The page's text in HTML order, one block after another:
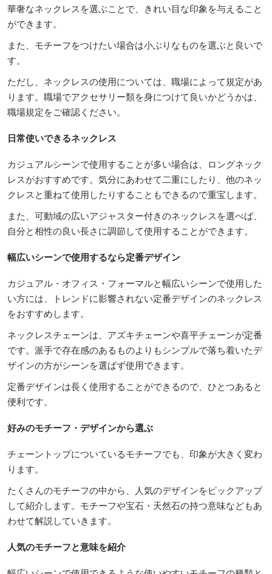
華奢なネックレスを選ぶことで、きれい目な印象を与えること
ができます。
また、モチーフをつけたい場合は小ぶりなものを選ぶと良いで
す。
ただし、ネックレスの使用については、職場によって規定があ
ります。職場でアクセサリー類を身につけて良いかどうかは、
職場規定をご確認ください。
日常使いできるネックレス
カジュアルシーンで使用することが多い場合は、ロングネック
レスがおすすめです。気分にあわせて二重にしたり、他のネッ
クレスと重ねて使用したりすることもできるので重宝します。
また、可動域の広いアジャスター付きのネックレスを選べば、
自分と相性の良い長さに調節して使用することができます。
幅広いシーンで使用するなら定番デザイン
カジュアル・オフィス・フォーマルと幅広いシーンで使用した
い方には、トレンドに影響されない定番デザインのネックレス
をおすすめします。
ネックレスチェーンは、アズキチェーンや喜平チェーンが定番
です。派手で存在感のあるものよりもシンプルで落ち着いたデ
ザインの方がシーンを選ばず使用できます。
定番デザインは長く使用することができるので、ひとつあると
便利です。
好みのモチーフ・デザインから選ぶ
チェーントップについているモチーフでも、印象が大きく変わ
ります。
たくさんのモチーフの中から、人気のデザインをピックアップ
して紹介します。モチーフや宝石・天然石の持つ意味などもあ
わせて解説していきます。
人気のモチーフと意味を紹介